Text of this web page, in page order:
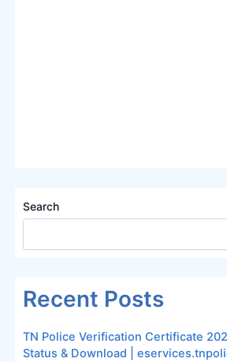
Search
Recent Posts
TN Police Verification Certificate
Status & Download |